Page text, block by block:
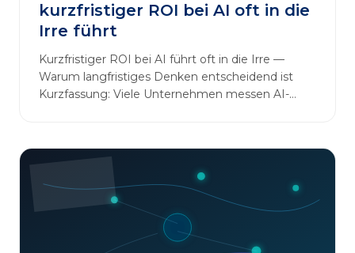
kurzfristiger ROI bei AI oft in die
Irre führt
Kurzfristiger ROI bei AI führt oft in die Irre —
Warum langfristiges Denken entscheidend ist
Kurzfassung: Viele Unternehmen messen AI-